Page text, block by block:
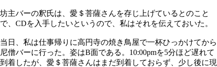
坊主バーの釈氏は、愛＄菩薩さんを存じ上げているとのこと
で、CDを入手したいというので、私はそれを伝えておいた。
当日、私は仕事帰りに高円寺の焼き鳥屋で一杯ひっかけてから
尼僧バーに行った。姿はB面である。10:00pmを5分ほど遅れて
到着したが、愛＄菩薩さんはまだ到着しておらず、少し後に現